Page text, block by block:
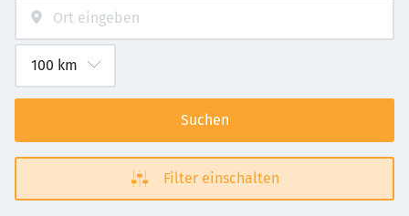
Suchen
Filter einschalten